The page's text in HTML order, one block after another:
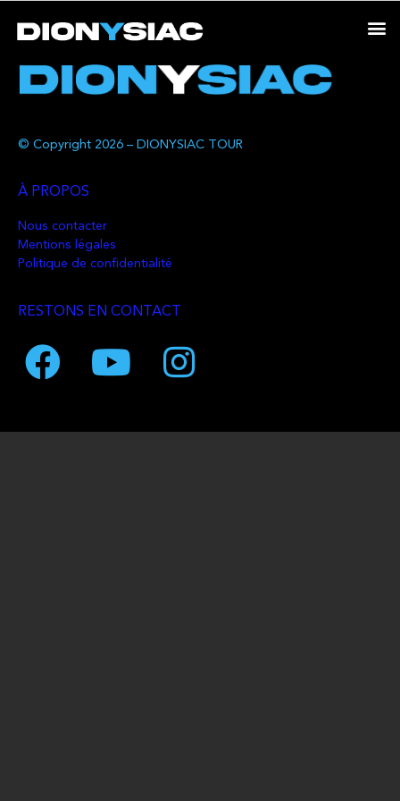
© Copyright 2026 – DIONYSIAC TOUR
À PROPOS
Nous contacter
Mentions légales
Politique de confidentialité
RESTONS EN CONTACT